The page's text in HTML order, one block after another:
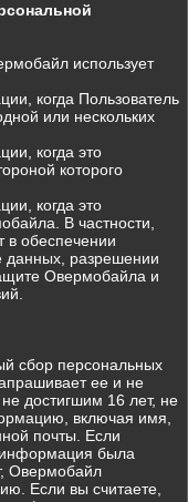
использует
когда Пользователь
или нескольких
когда это
которого
когда это
В частности,
в обеспечении
данных, разрешении
Овермобайла и
сбор персональных
ее и не
достигшим 16 лет, не
включая имя,
почты. Если
информация была
Овермобайл
Если вы считаете,